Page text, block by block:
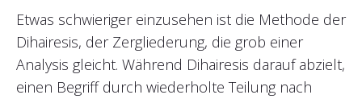
Etwas schwieriger einzusehen ist die Methode der
Dihairesis, der Zergliederung, die grob einer
Analysis gleicht. Während Dihairesis darauf abzielt,
einen Begriff durch wiederholte Teilung nach